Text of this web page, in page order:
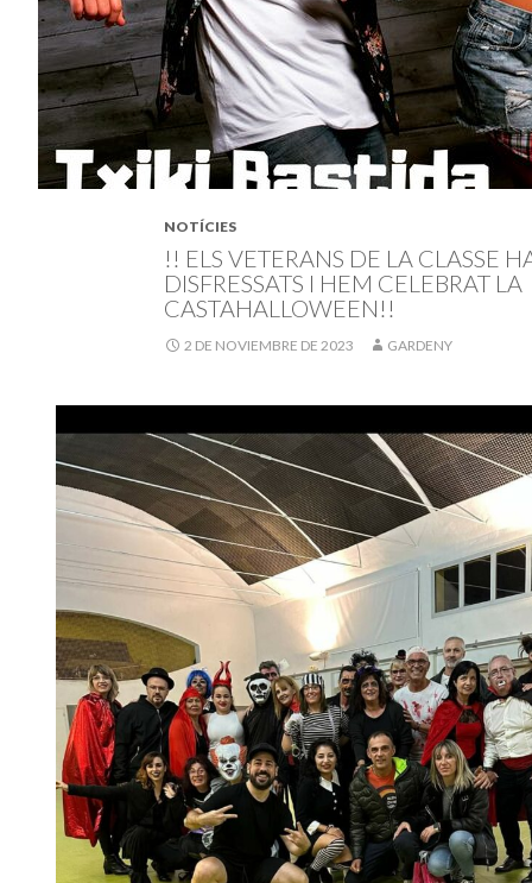
NOTÍCIES
!! ELS VETERANS DE LA CLASSE
DISFRESSATS I HEM CELEBRAT LA
CASTAHALLOWEEN!!
2 DE NOVIEMBRE DE 2023 GARDENY